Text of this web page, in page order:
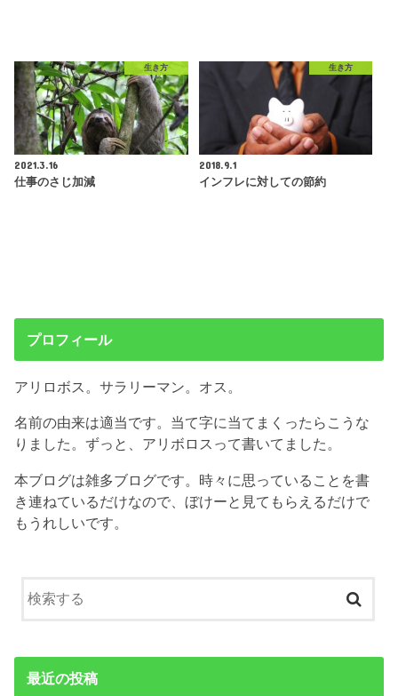
生き方
2021.3.16
仕事のさじ加減
生き方
2018.9.1
インフレに対しての節約
プロフィール
アリロボス。サラリーマン。オス。
名前の由来は適当です。当て字に当てまくったらこうな
りました。ずっと、アリボロスって書いてました。
本ブログは雑多ブログです。時々に思っていることを書
き連ねているだけなので、ぼけーと見てもらえるだけで
もうれしいです。
最近の投稿